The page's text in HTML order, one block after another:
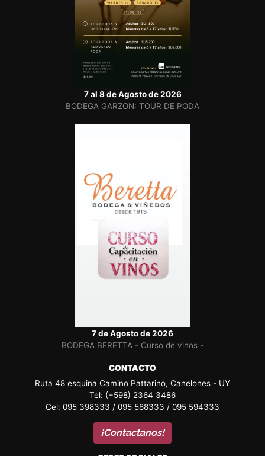
7 al 8 de Agosto de 2026
BODEGA GARZON: TOUR DE PODA
7 de Agosto de 2026
BODEGA BERETTA - Curso de vinos -
CONTACTO
Ruta 48 esquina Camino Pattarino, Canelones - UY
Tel: (+598) 2364 3486
Cel: 095 398333 / 095 588333 / 095 594333
¡Contactanos!